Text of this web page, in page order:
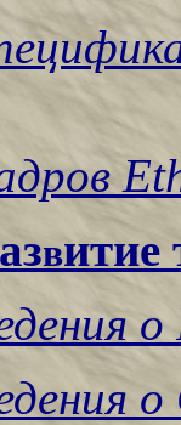
витие